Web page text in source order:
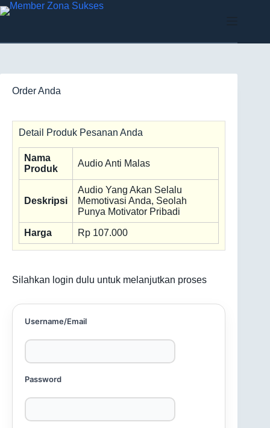
Order Anda
Detail Produk Pesanan Anda
Nama
Produk
Audio Anti Malas
Deskripsi
Audio Yang Akan Selalu
Memotivasi Anda, Seolah
Punya Motivator Pribadi
Harga Rp 107.000
Silahkan login dulu untuk melanjutkan proses
Username/Email
Password